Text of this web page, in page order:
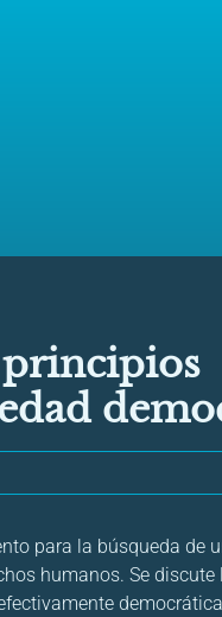
principios
para la búsqueda de
humanos. Se